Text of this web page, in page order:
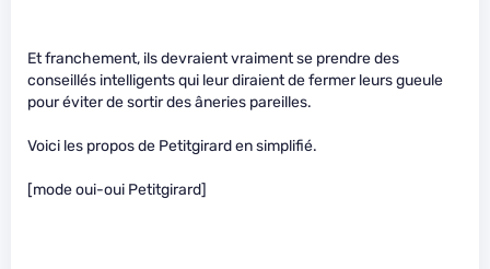
Et franchement, ils devraient vraiment se prendre des
conseillés intelligents qui leur diraient de fermer leurs gueule
pour éviter de sortir des âneries pareilles.
Voici les propos de Petitgirard en simplifié.
[mode oui-oui Petitgirard]